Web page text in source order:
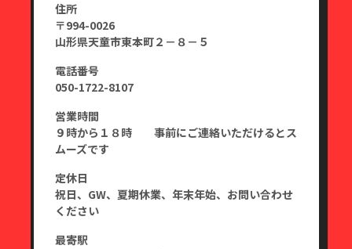
住所
〒994-0026
山形県天童市東本町２－８－５
電話番号
050-1722-8107
営業時間
９時から１８時 事前にご連絡いただけるとス
ムーズです
定休日
祝日、GW、夏期休業、年末年始、お問い合わせ
ください
最寄駅